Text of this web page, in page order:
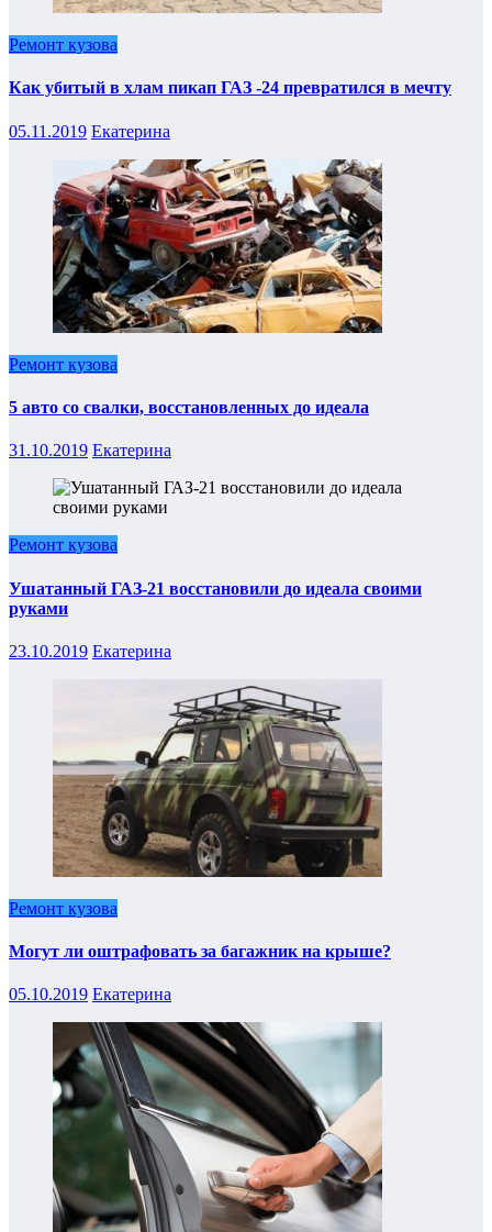
Ремонт кузова
Как убитый в хлам пикап ГАЗ -24 превратился в мечту
05.11.2019 Екатерина
Ремонт кузова
5 авто со свалки, восстановленных до идеала
31.10.2019 Екатерина
Ремонт кузова
Ушатанный ГАЗ-21 восстановили до идеала своими
руками
23.10.2019 Екатерина
Ремонт кузова
Могут ли оштрафовать за багажник на крыше?
05.10.2019 Екатерина